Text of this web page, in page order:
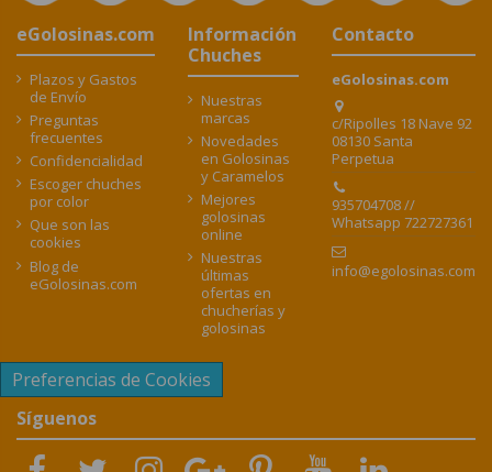
eGolosinas.com
Plazos y Gastos
de Envío
Preguntas
frecuentes
Confidencialidad
Escoger chuches
por color
Que son las
cookies
Blog de
eGolosinas.com
Información
Chuches
Nuestras
marcas
Novedades
en Golosinas
y Caramelos
Mejores
golosinas
online
Nuestras
últimas
ofertas en
chucherías y
golosinas
Contacto
eGolosinas.com
c/Ripolles 18 Nave 92
08130 Santa
Perpetua
935704708 //
Whatsapp 722727361
info@egolosinas.com
Preferencias de Cookies
Síguenos